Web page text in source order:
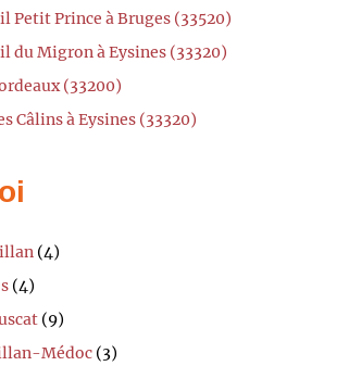
Prince à Bruges (33520)
Migron à Eysines (33320)
(33200)
Câlins à Eysines (33320)
(4)
(4)
(9)
Médoc (3)